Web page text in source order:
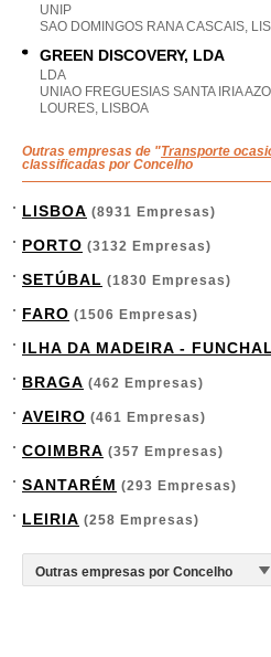
UNIP
SAO DOMINGOS RANA CASCAIS,
GREEN DISCOVERY, LDA
LDA
UNIAO FREGUESIAS SANTA IRIA
LOURES, LISBOA
Outras empresas de "Transporte
classificadas por Concelho
LISBOA (8931 Empresas)
PORTO (3132 Empresas)
SETÚBAL (1830 Empresas)
FARO (1506 Empresas)
ILHA DA MADEIRA - FUNCHAL
BRAGA (462 Empresas)
AVEIRO (461 Empresas)
COIMBRA (357 Empresas)
SANTARÉM (293 Empresas)
LEIRIA (258 Empresas)